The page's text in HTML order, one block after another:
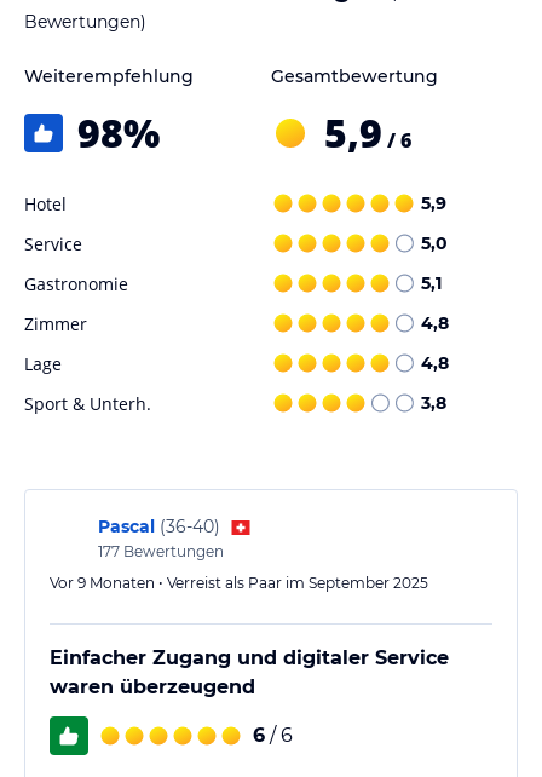
Bewertungen)
Weiterempfehlung
98%
Gesamtbewertung
5,9 / 6
Hotel 5,9
Service 5,0
Gastronomie 5,1
Zimmer 4,8
Lage 4,8
Sport & Unterh. 3,8
Pascal (36-40)
177 Bewertungen
Vor 9 Monaten • Verreist als Paar im September 2025
Einfacher Zugang und digitaler Service
waren überzeugend
6 / 6